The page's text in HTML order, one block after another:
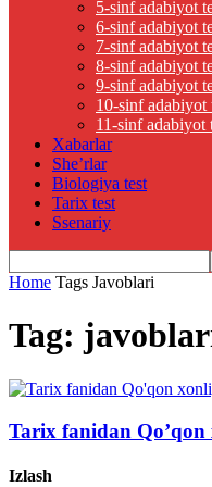
5-sinf adabiyot
6-sinf adabiyot
7-sinf adabiyot
8-sinf adabiyot
9-sinf adabiyot
10-sinf adabiyot
11-sinf adabiyot
Xabarlar
She’rlar
Biologiya test
Tarix test
Ssenariy
Home Tags Javoblari
Tag:
Tarix fanidan
Izlash